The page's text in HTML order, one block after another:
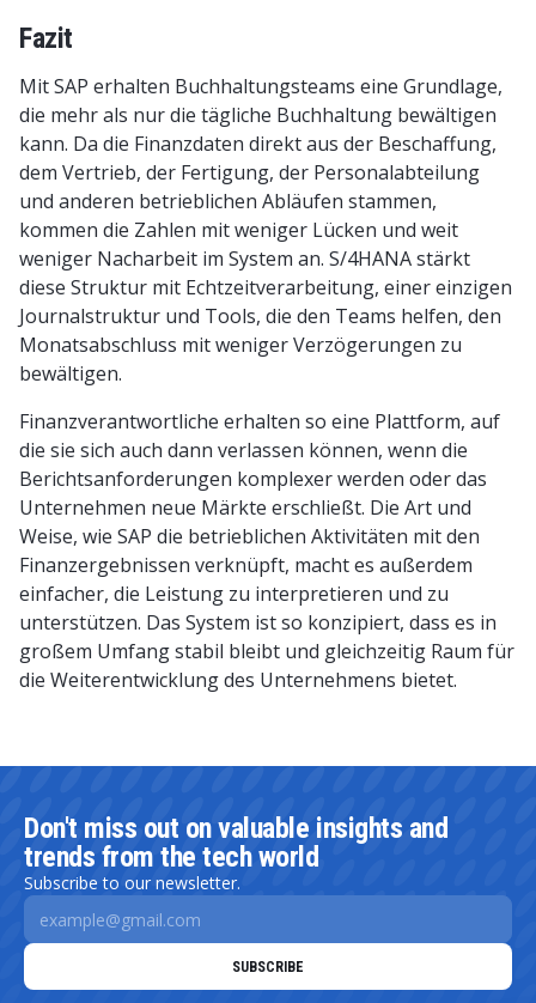
Fazit
Mit SAP erhalten Buchhaltungsteams eine Grundlage,
die mehr als nur die tägliche Buchhaltung bewältigen
kann. Da die Finanzdaten direkt aus der Beschaffung,
dem Vertrieb, der Fertigung, der Personalabteilung
und anderen betrieblichen Abläufen stammen,
kommen die Zahlen mit weniger Lücken und weit
weniger Nacharbeit im System an. S/4HANA stärkt
diese Struktur mit Echtzeitverarbeitung, einer einzigen
Journalstruktur und Tools, die den Teams helfen, den
Monatsabschluss mit weniger Verzögerungen zu
bewältigen.
Finanzverantwortliche erhalten so eine Plattform, auf
die sie sich auch dann verlassen können, wenn die
Berichtsanforderungen komplexer werden oder das
Unternehmen neue Märkte erschließt. Die Art und
Weise, wie SAP die betrieblichen Aktivitäten mit den
Finanzergebnissen verknüpft, macht es außerdem
einfacher, die Leistung zu interpretieren und zu
unterstützen. Das System ist so konzipiert, dass es in
großem Umfang stabil bleibt und gleichzeitig Raum für
die Weiterentwicklung des Unternehmens bietet.
Don't miss out on valuable insights and
trends from the tech world
Subscribe to our newsletter.